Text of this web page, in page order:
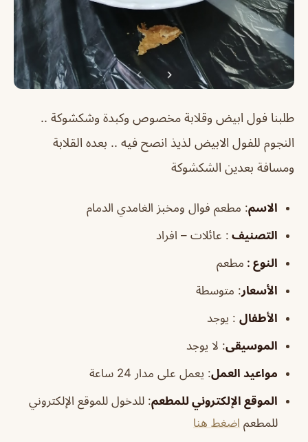
طلبنا فول ابيض وقلابة مخصوص وكبدة وشكشوكة ..
النجوم للفول الابيض لذيذ انصح فيه .. بعده القلابة
ومسافة بعدين الشكشوكة
الاسم: مطعم فوال ومخبز الغامدي الدمام
التصنيف : عائلات – افراد
النوع : مطعم
الأسعار: متوسطة
الأطفال : يوجد
الموسيقى: لا يوجد
مواعيد العمل: يعمل على مدار 24 ساعة
الموقع الإلكتروني للمطعم: للدخول للموقع الإلكتروني
للمطعم اضغط هنا